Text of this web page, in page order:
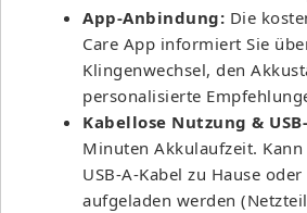
App-Anbindung: Die
Care App informiert Sie
Klingenwechsel, den
personalisierte
Kabellose Nutzung &
Minuten Akkulaufzeit.
USB-A-Kabel zu Hause
aufgeladen werden